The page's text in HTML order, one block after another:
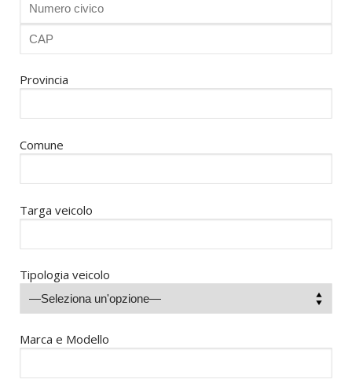
Provincia
Comune
Targa veicolo
Tipologia veicolo
Marca e Modello